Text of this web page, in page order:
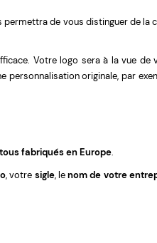
permettra de vous distinguer de la
Votre logo sera à la vue de
originale, par
fabriqués en Europe.
, votre sigle, lenom de votre